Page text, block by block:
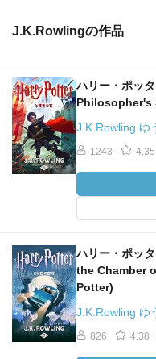
J.K.Rowlingの作品
ハリー・ポッ
Philosopher's
J.K.Rowling ゆ
1243 4.35
ハリー・ポッ
the Chamber
Potter)
J.K.Rowling ゆ
826 4.38